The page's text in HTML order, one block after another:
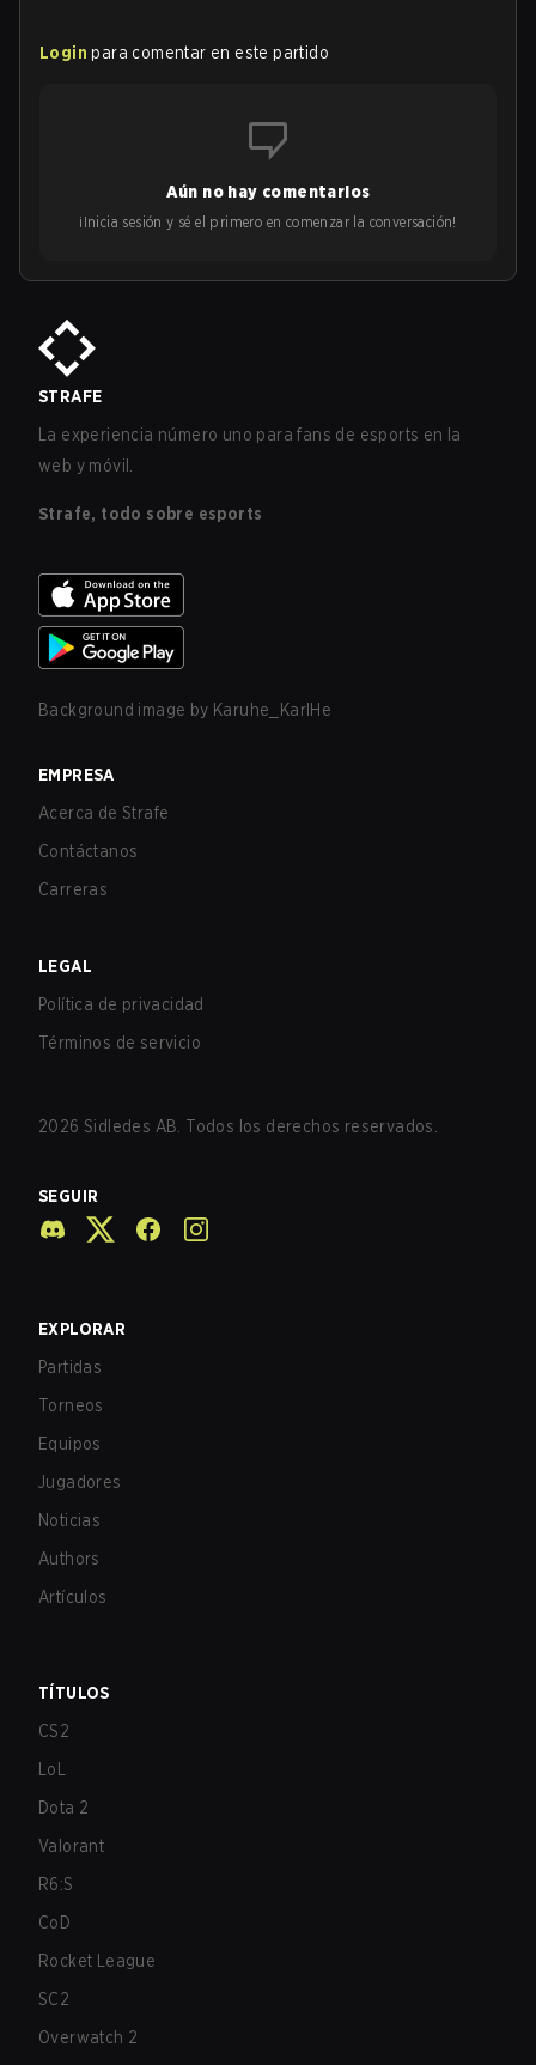
Login para comentar en este partido
Aún no hay comentarios
¡Inicia sesión y sé el primero en comenzar la conversación!
STRAFE
La experiencia número uno para fans de esports en la
web y móvil.
Strafe, todo sobre esports
Background image by Karuhe_KarlHe
EMPRESA
Acerca de Strafe
Contáctanos
Carreras
LEGAL
Política de privacidad
Términos de servicio
2026 Sidledes AB. Todos los derechos reservados.
SEGUIR
EXPLORAR
Partidas
Torneos
Equipos
Jugadores
Noticias
Authors
Artículos
TÍTULOS
CS2
LoL
Dota 2
Valorant
R6:S
CoD
Rocket League
SC2
Overwatch 2